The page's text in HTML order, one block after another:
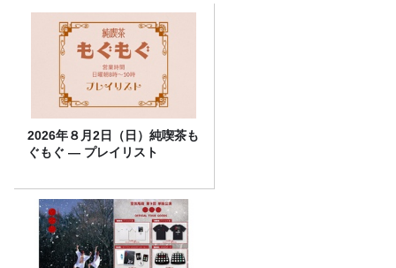
2026年８月2日（日）純喫茶も
ぐもぐ ― プレイリスト